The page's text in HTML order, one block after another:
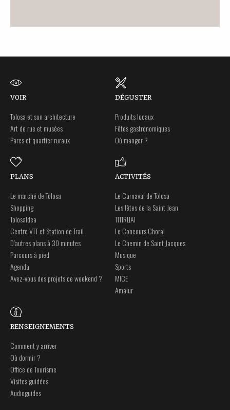
VOIR
Tolosa et son architecture
Art de rue et musées
Parcs et quartier ruraux
DÉGUSTER
Produits locaux
Fêtes gastronomiques
Où manger ?
PLANS
Le marché de Tolosa
Shopping
Tolosaldea
Centre VTT et Station de Trail
D’autres plans à 30 minutes
Parcours à pied
Agenda
Avez-vous des projets ce weekend ?
ACTIVITÉS
Le Carnaval de Tolosa
Les fêtes de la Saint Jean
TITIRIJAI
Le Concours Choral
Le Chemin de Saint Jacques
Musique
Sports
MICE
Amalur
RENSEIGNEMENTS
Comment y arriver
Où dormir ?
Office de Tourisme
Visites guidées
Audioguides